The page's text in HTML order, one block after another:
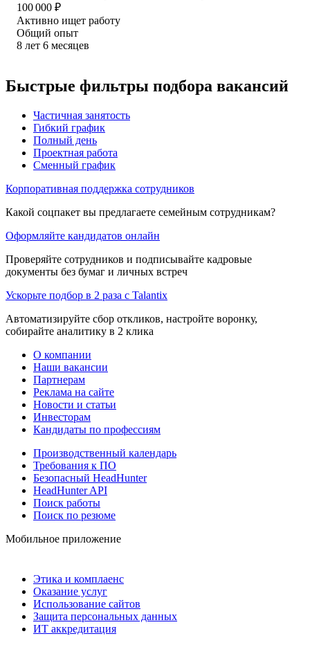
100 000 ₽
Активно ищет работу
Общий опыт
8 лет 6 месяцев
Быстрые фильтры подбора вакансий
Частичная занятость
Гибкий график
Полный день
Проектная работа
Сменный график
Корпоративная поддержка сотрудников
Какой соцпакет вы предлагаете семейным сотрудникам?
Оформляйте кандидатов онлайн
Проверяйте сотрудников и подписывайте кадровые
документы без бумаг и личных встреч
Ускорьте подбор в 2 раза с Talantix
Автоматизируйте сбор откликов, настройте воронку,
собирайте аналитику в 2 клика
О компании
Наши вакансии
Партнерам
Реклама на сайте
Новости и статьи
Инвесторам
Кандидаты по профессиям
Производственный календарь
Требования к ПО
Безопасный HeadHunter
HeadHunter API
Поиск работы
Поиск по резюме
Мобильное приложение
Этика и комплаенс
Оказание услуг
Использование сайтов
Защита персональных данных
ИТ аккредитация